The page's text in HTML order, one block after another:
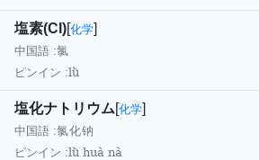
塩素(Cl)[化学]
中国語 :氯
ピンイン :lǜ
塩化ナトリウム[化学]
中国語 :氯化钠
ピンイン :lǜ huà nà